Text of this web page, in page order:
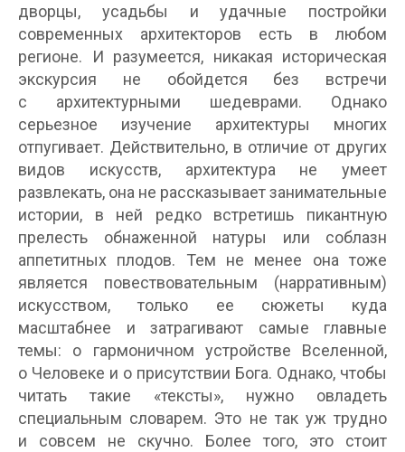
дворцы, усадьбы и удачные постройки
современных архитекторов есть в любом
регионе. И разумеется, никакая историческая
экскурсия не обойдется без встречи
с архитектурными шедеврами. Однако
серьезное изучение архитектуры многих
отпугивает. Действительно, в отличие от других
видов искусств, архитектура не умеет
развлекать, она не рассказывает занимательные
истории, в ней редко встретишь пикантную
прелесть обнаженной натуры или соблазн
аппетитных плодов. Тем не менее она тоже
является повествовательным (нарративным)
искусством, только ее сюжеты куда
масштабнее и затрагивают самые главные
темы: о гармоничном устройстве Вселенной,
о Человеке и о присутствии Бога. Однако, чтобы
читать такие «тексты», нужно овладеть
специальным словарем. Это не так уж трудно
и совсем не скучно. Более того, это стоит